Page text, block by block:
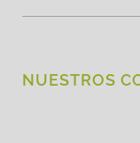
NUESTROS